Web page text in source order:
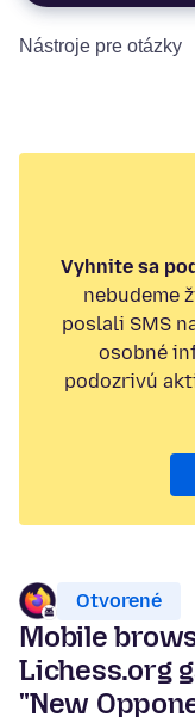
Nástroje pre otázky
Vyhnite sa
nebudeme
poslali SMS
osobné
podozrivú
Otvorené
Mobile
Lichess.org
"New